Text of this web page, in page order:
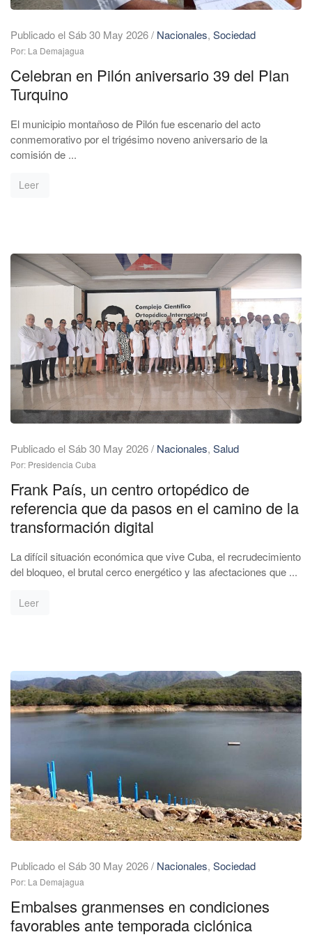
Publicado el Sáb 30 May 2026/ Nacionales, Sociedad
Por: La Demajagua
Celebran en Pilón aniversario 39 del Plan
Turquino
El municipio montañoso de Pilón fue escenario del acto
conmemorativo por el trigésimo noveno aniversario de la
comisión de ...
Leer
Publicado el Sáb 30 May 2026/ Nacionales, Salud
Por: Presidencia Cuba
Frank País, un centro ortopédico de
referencia que da pasos en el camino de la
transformación digital
La difícil situación económica que vive Cuba, el recrudecimiento
del bloqueo, el brutal cerco energético y las afectaciones que ...
Leer
Publicado el Sáb 30 May 2026/ Nacionales, Sociedad
Por: La Demajagua
Embalses granmenses en condiciones
favorables ante temporada ciclónica